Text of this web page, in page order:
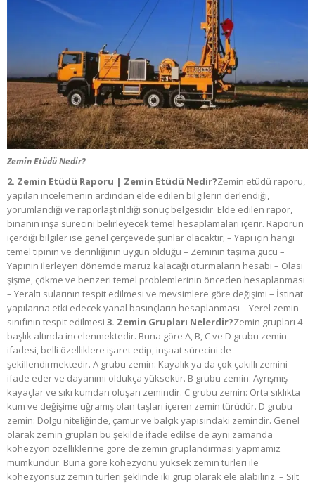
Zemin Etüdü Nedir?
2. Zemin Etüdü Raporu​ | Zemin Etüdü Nedir?​Zemin etüdü raporu,
yapılan incelemenin ardından elde edilen bilgilerin derlendiği,
yorumlandığı ve raporlaştırıldığı sonuç belgesidir. Elde edilen rapor,
binanın inşa sürecini belirleyecek temel hesaplamaları içerir. Raporun
içerdiği bilgiler ise genel çerçevede şunlar olacaktır; – Yapı için hangi
temel tipinin ve derinliğinin uygun olduğu – Zeminin taşıma gücü –
Yapının ilerleyen dönemde maruz kalacağı oturmaların hesabı – Olası
şişme, çökme ve benzeri temel problemlerinin önceden hesaplanması
– Yeraltı sularının tespit edilmesi ve mevsimlere göre değişimi – İstinat
yapılarına etki edecek yanal basınçların hesaplanması – Yerel zemin
sınıfının tespit edilmesi 3. Zemin Grupları Nelerdir?​Zemin grupları 4
başlık altında incelenmektedir. Buna göre A, B, C ve D grubu zemin
ifadesi, belli özelliklere işaret edip, inşaat sürecini de
şekillendirmektedir. A grubu zemin: Kayalık ya da çok çakıllı zemini
ifade eder ve dayanımı oldukça yüksektir. B grubu zemin: Ayrışmış
kayaçlar ve sıkı kumdan oluşan zemindir. C grubu zemin: Orta sıklıkta
kum ve değişime uğramış olan taşları içeren zemin türüdür. D grubu
zemin: Dolgu niteliğinde, çamur ve balçık yapısındaki zemindir. Genel
olarak zemin grupları bu şekilde ifade edilse de aynı zamanda
kohezyon özelliklerine göre de zemin gruplandırması yapmamız
mümkündür. Buna göre kohezyonu yüksek zemin türleri ile
kohezyonsuz zemin türleri şeklinde iki grup olarak ele alabiliriz. – Silt